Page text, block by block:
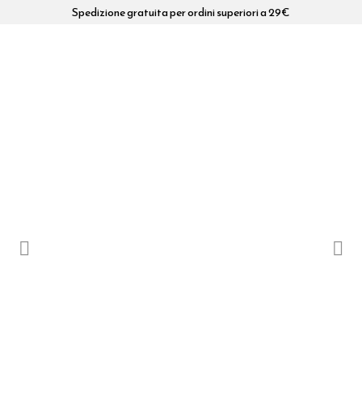
Spedizione gratuita per ordini superiori a 29€